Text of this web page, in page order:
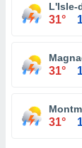
L'Isle-
31°
31°
31°